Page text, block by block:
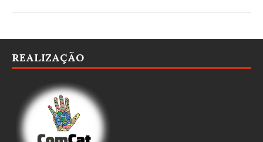
REALIZAÇÃO